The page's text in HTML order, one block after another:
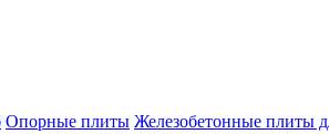
Опорные плиты Железобетонные плиты